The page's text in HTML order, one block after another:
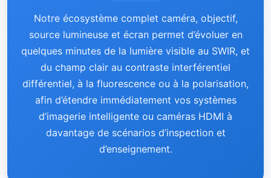
Notre écosystème complet caméra, objectif,
source lumineuse et écran permet d’évoluer en
quelques minutes de la lumière visible au SWIR, et
du champ clair au contraste interférentiel
différentiel, à la fluorescence ou à la polarisation,
afin d’étendre immédiatement vos systèmes
d’imagerie intelligente ou caméras HDMI à
davantage de scénarios d’inspection et
d’enseignement.